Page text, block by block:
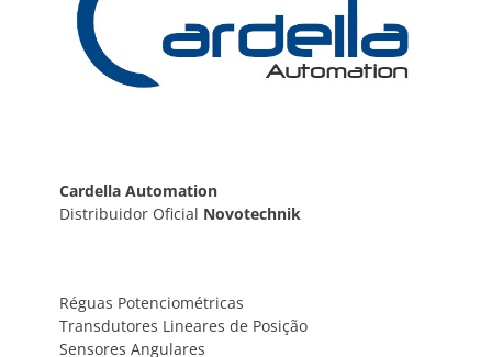
Cardella Automation
Distribuidor Oficial Novotechnik
Réguas Potenciométricas
Transdutores Lineares de Posição
Sensores Angulares